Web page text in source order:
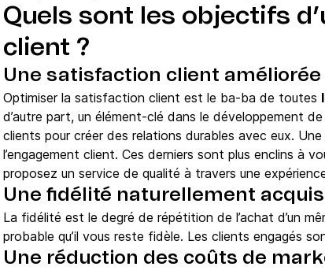
Quels sont les objectifs
client ?
​Une satisfaction client améliorée
Optimiser la satisfaction client est le ba-ba de toutes
d’autre part, un élément-clé dans le développement
clients pour créer des relations durables avec eux.
l’engagement client. Ces derniers sont plus enclins à
proposez un service de qualité à travers une
Une fidélité naturellement
La fidélité est le degré de répétition de l’achat d’un
probable qu’il vous reste fidèle. Les clients engagés
Une réduction des coûts de